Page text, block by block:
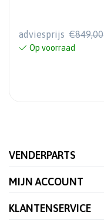
adviesprijs €849,00
Op voorraad
VENDERPARTS
MIJN ACCOUNT
KLANTENSERVICE